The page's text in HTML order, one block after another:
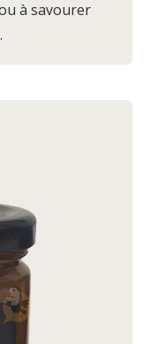
à savourer